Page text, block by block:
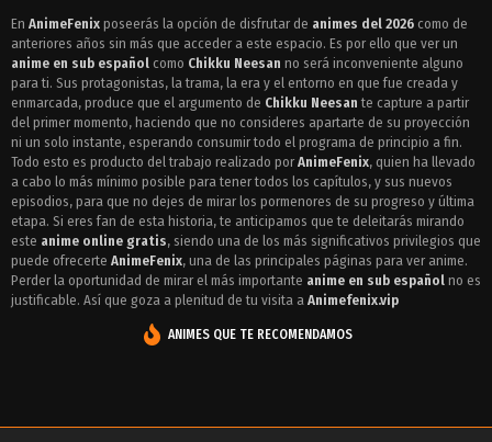
En AnimeFenix poseerás la opción de disfrutar de animes del 2026 como de
anteriores años sin más que acceder a este espacio. Es por ello que ver un
anime en sub español como Chikku Neesan no será inconveniente alguno
para ti. Sus protagonistas, la trama, la era y el entorno en que fue creada y
enmarcada, produce que el argumento de Chikku Neesan te capture a partir
del primer momento, haciendo que no consideres apartarte de su proyección
ni un solo instante, esperando consumir todo el programa de principio a fin.
Todo esto es producto del trabajo realizado por AnimeFenix, quien ha llevado
a cabo lo más mínimo posible para tener todos los capítulos, y sus nuevos
episodios, para que no dejes de mirar los pormenores de su progreso y última
etapa. Si eres fan de esta historia, te anticipamos que te deleitarás mirando
este anime online gratis, siendo una de los más significativos privilegios que
puede ofrecerte AnimeFenix, una de las principales páginas para ver anime.
Perder la oportunidad de mirar el más importante anime en sub español no es
justificable. Así que goza a plenitud de tu visita a Animefenix.vip
ANIMES QUE TE RECOMENDAMOS